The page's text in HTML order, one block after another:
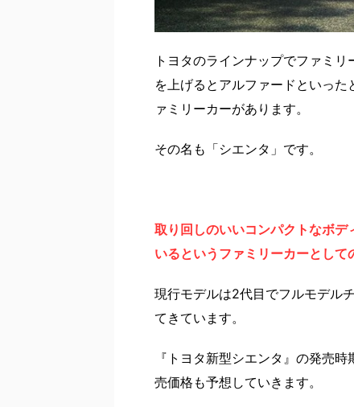
トヨタのラインナップでファミ
を上げるとアルファードといっ
ァミリーカーがあります。
その名も「シエンタ」です。
取り回しのいいコンパクトなボ
いるというファミリーカーとして
現行モデルは2代目でフルモデル
てきています。
『トヨタ新型シエンタ』の発売
売価格も予想していきます。